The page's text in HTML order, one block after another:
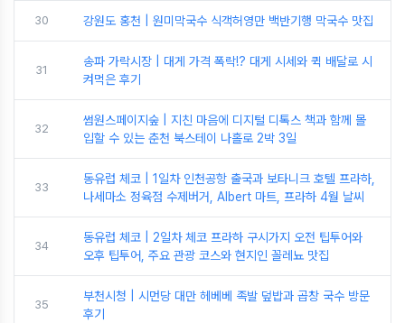
30 강원도 홍천 | 원미막국수 식객허영만 백반기행 막국수 맛집
31
송파 가락시장 | 대게 가격 폭락!? 대게 시세와 퀵 배달로 시
켜먹은 후기
32
썸원스페이지숲 | 지친 마음에 디지털 디톡스 책과 함께 몰
입할 수 있는 춘천 북스테이 나홀로 2박 3일
33
동유럽 체코 | 1일차 인천공항 출국과 보타니크 호텔 프라하,
나세마소 정육점 수제버거, Albert 마트, 프라하 4월 날씨
34
동유럽 체코 | 2일차 체코 프라하 구시가지 오전 팁투어와
오후 팁투어, 주요 관광 코스와 현지인 꼴레뇨 맛집
35
부천시청 | 시먼당 대만 헤베베 족발 덮밥과 곱창 국수 방문
후기